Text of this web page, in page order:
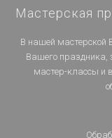
Мастерская
В нашей мастерской
Вашего праздника,
мастер-классы и